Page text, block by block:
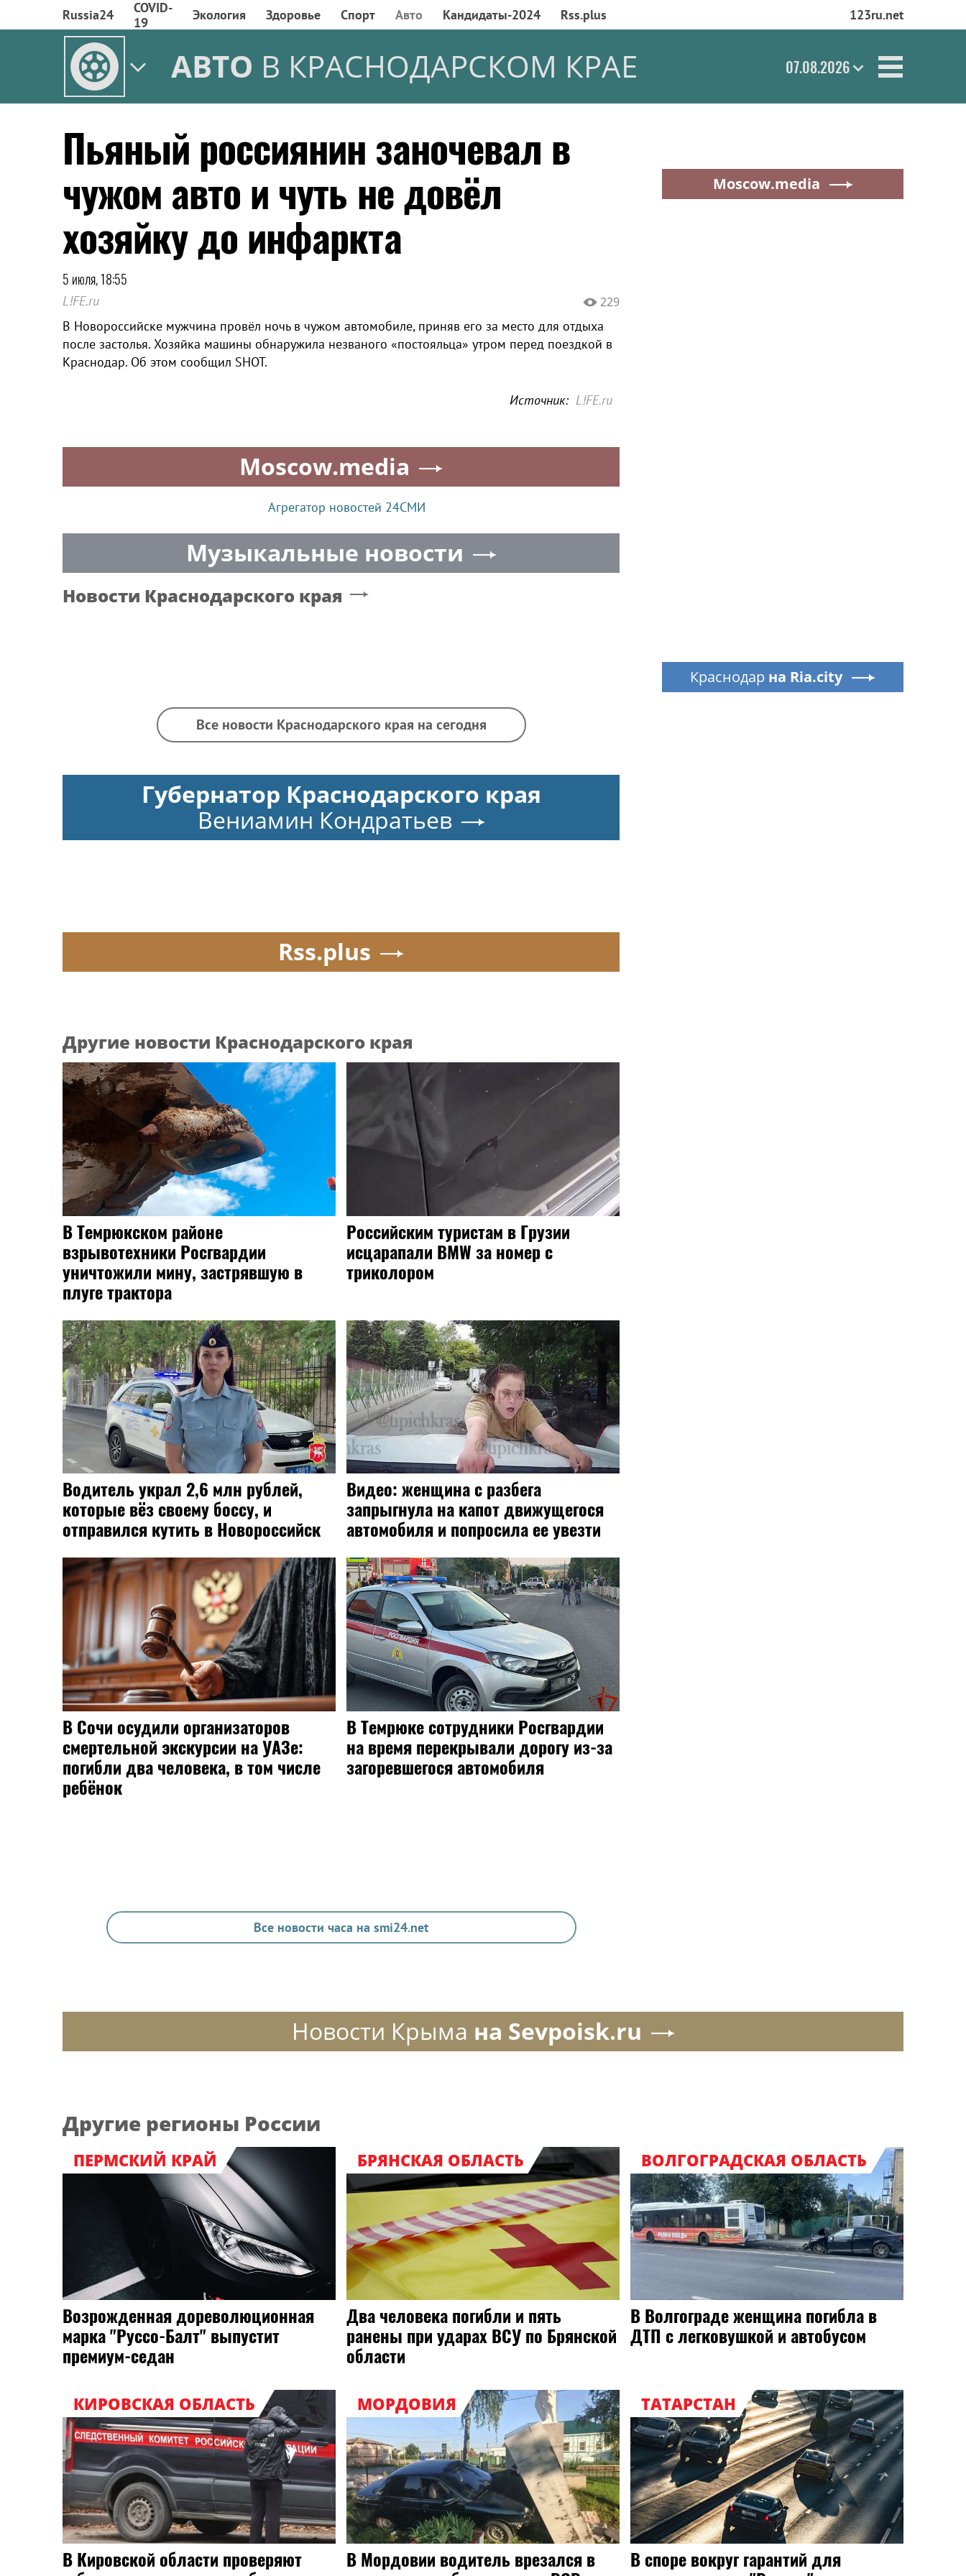
Russia24
COVID-
19
Экология Здоровье Спорт Авто Кандидаты-2024 Rss.plus 123ru.net
АВТО В КРАСНОДАРСКОМ КРАЕ 07.08.2026
Пьяный россиянин заночевал в
чужом авто и чуть не довёл
хозяйку до инфаркта
5 июля, 18:55
L!FE.ru 229
В Новороссийске мужчина провёл ночь в чужом автомобиле, приняв его за место для отдыха
после застолья. Хозяйка машины обнаружила незваного «постояльца» утром перед поездкой в
Краснодар. Об этом сообщил SHOT.
Источник: L!FE.ru
Moscow.media
Агрегатор новостей 24СМИ
Музыкальные новости
Новости Краснодарского края
Все новости Краснодарского края на сегодня
Губернатор Краснодарского края
Вениамин Кондратьев
Rss.plus
Другие новости Краснодарского края
В Темрюкском районе
взрывотехники Росгвардии
уничтожили мину, застрявшую в
плуге трактора
Российским туристам в Грузии
исцарапали BMW за номер с
триколором
Водитель украл 2,6 млн рублей,
которые вёз своему боссу, и
отправился кутить в Новороссийск
Видео: женщина с разбега
запрыгнула на капот движущегося
автомобиля и попросила ее увезти
В Сочи осудили организаторов
смертельной экскурсии на УАЗе:
погибли два человека, в том числе
ребёнок
В Темрюке сотрудники Росгвардии
на время перекрывали дорогу из-за
загоревшегося автомобиля
Все новости часа на smi24.net
Moscow.media
Краснодар на Ria.city
Новости Крыма на Sevpoisk.ru
Другие регионы России
ПЕРМСКИЙ КРАЙ
Возрожденная дореволюционная
марка "Руссо-Балт" выпустит
премиум-седан
БРЯНСКАЯ ОБЛАСТЬ
Два человека погибли и пять
ранены при ударах ВСУ по Брянской
области
ВОЛГОГРАДСКАЯ ОБЛАСТЬ
В Волгограде женщина погибла в
ДТП с легковушкой и автобусом
КИРОВСКАЯ ОБЛАСТЬ
В Кировской области проверяют
МОРДОВИЯ
В Мордовии водитель врезался в
ТАТАРСТАН
В споре вокруг гарантий для